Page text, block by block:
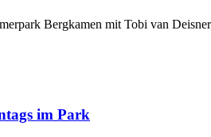
Bergkamen mit Tobi van
im Park